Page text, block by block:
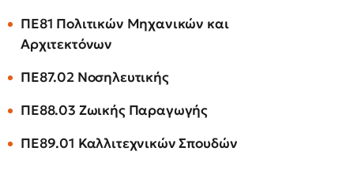
ΠΕ81 Πολιτικών Μηχανικών και
Αρχιτεκτόνων
ΠΕ87.02 Νοσηλευτικής
ΠΕ88.03 Ζωικής Παραγωγής
ΠΕ89.01 Καλλιτεχνικών Σπουδών